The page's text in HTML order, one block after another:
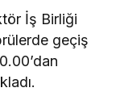
İş Birliği
geçiş